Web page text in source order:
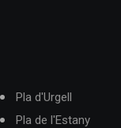
Pla d'Urgell
Pla de l'Estany